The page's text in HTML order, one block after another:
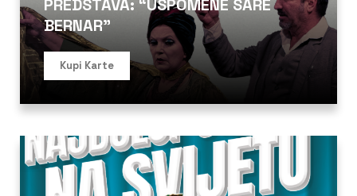
PREDSTAVA: “USPOMENE SARE
BERNAR”
Kupi Karte